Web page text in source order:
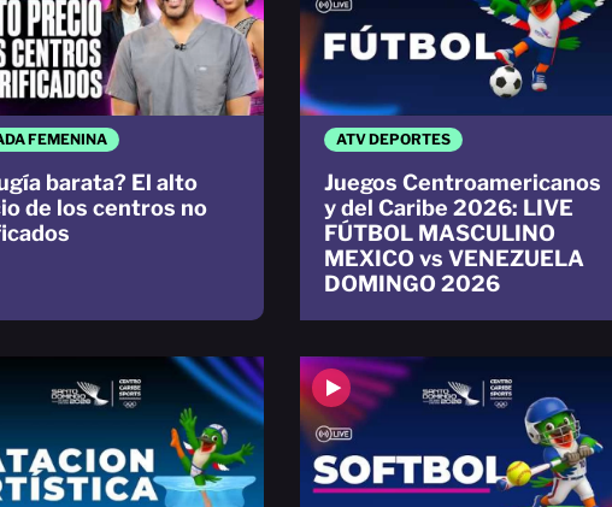
FEMENINA
barata? El alto
de los centros no
ATV DEPORTES
Juegos Centroamericanos
y del Caribe 2026: LIVE
FÚTBOL MASCULINO
MEXICO vs VENEZUELA
DOMINGO 2026